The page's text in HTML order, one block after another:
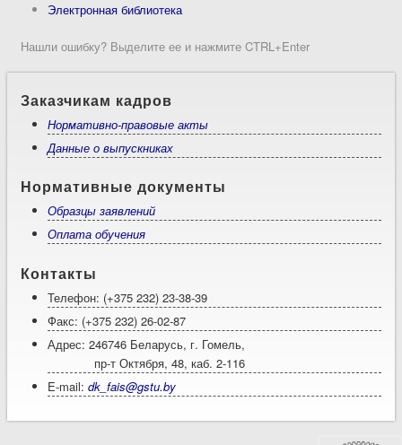
Электронная библиотека
Нашли ошибку? Выделите ее и нажмите CTRL+Enter
Заказчикам кадров
Нормативно-правовые акты
Данные о выпускниках
Нормативные документы
Образцы заявлений
Оплата обучения
Контакты
Телефон: (+375 232) 23-38-39
Факс: (+375 232) 26-02-87
Адрес: 246746 Беларусь, г. Гомель,
пр-т Октября, 48, каб. 2-116
E-mail:dk_fais@gstu.by